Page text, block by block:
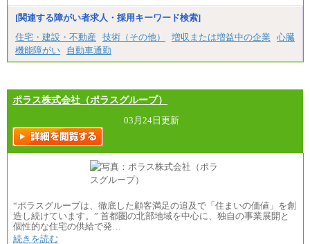
[関連する障がい者求人・採用キーワード検索]
住宅・建設・不動産
技術（その他） 増収または増益中の企業
心臓
機能障がい
自動車通勤
ポラス株式会社（ポラスグループ）
03月24日更新
“ポラスグループは、徹底した顧客満足の追及で「住まいの価値」を創
造し続けています。” 首都圏の北部地域を中心に、独自の事業展開と
個性的な住宅の供給で発…
続きを読む